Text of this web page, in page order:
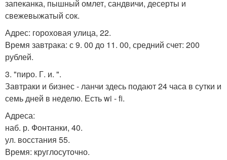
запеканка, пышный омлет, сандвичи, десерты и
свежевыжатый сок.
Адрес: гороховая улица, 22.
Время завтрака: с 9. 00 до 11. 00, средний счет: 200
рублей.
3. "пиро. Г. и. ".
Завтраки и бизнес - ланчи здесь подают 24 часа в сутки и
семь дней в неделю. Есть wi - fi.
Адреса:
наб. р. Фонтанки, 40.
ул. восстания 55.
Время: круглосуточно.